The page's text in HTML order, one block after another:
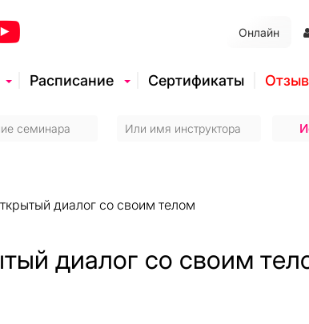
Расписание Сертификаты
Онлайн
диалог со своим телом
диалог со своим